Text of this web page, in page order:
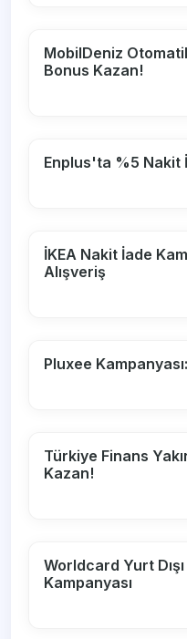
MobilDeniz
Bonus Kazan!
Enplus'ta %5 Nakit
İKEA Nakit İade
Alışveriş
Pluxee
Türkiye Finans
Kazan!
Worldcard Yurt
Kampanyası